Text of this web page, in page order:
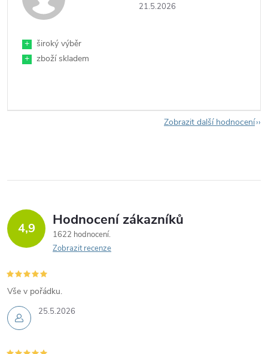
21.5.2026
+
široký výběr
+
zboží skladem
Zobrazit další hodnocení
4,9 Hodnocení zákazníků
1622 hodnocení
Zobrazit recenze
25.5.2026
Vše v pořádku.